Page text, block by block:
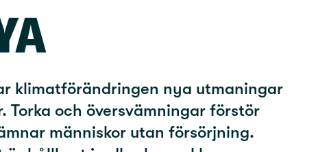
klimatförändringen nya utmaningar
Torka och översvämningar förstör
människor utan försörjning.